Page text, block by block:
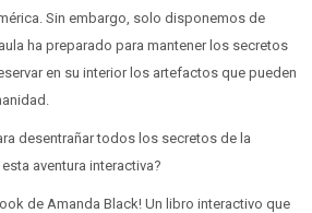
Sin embargo, solo disponemos de
ha preparado para mantener los secretos
en su interior los artefactos que pueden
desentrañar todos los secretos de la
aventura interactiva?
de Amanda Black! Un libro interactivo que